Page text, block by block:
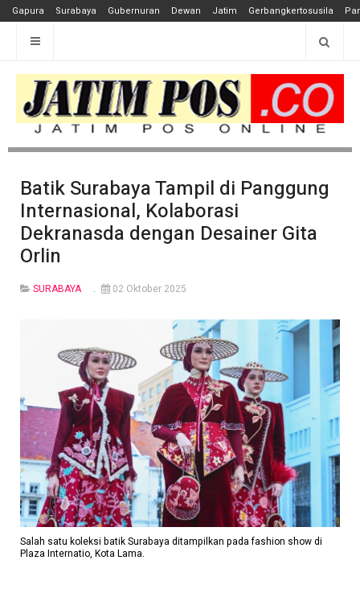
Gapura Surabaya Gubernuran Dewan Jatim Gerbangkertosusila
Batik Surabaya Tampil di Panggung
Internasional, Kolaborasi
Dekranasda dengan Desainer Gita
Orlin
SURABAYA 02 Oktober 2025
Salah satu koleksi batik Surabaya ditampilkan pada fashion show di
Plaza Internatio, Kota Lama.